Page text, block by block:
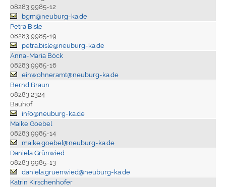
08283 9985-12
bgm@neuburg-ka.de
Petra Bisle
08283 9985-19
petra.bisle@neuburg-ka.de
Anna-Maria Böck
08283 9985-16
einwohneramt@neuburg-ka.de
Bernd Braun
08283 2324
Bauhof
info@neuburg-ka.de
Maike Goebel
08283 9985-14
maike.goebel@neuburg-ka.de
Daniela Grünwied
08283 9985-13
daniela.gruenwied@neuburg-ka.de
Katrin Kirschenhofer